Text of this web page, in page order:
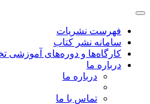
فهرست نشریات
سامانه نشر کتاب
کارگاه‌ها و دوره‌های
درباره ما
درباره ما
تماس با ما